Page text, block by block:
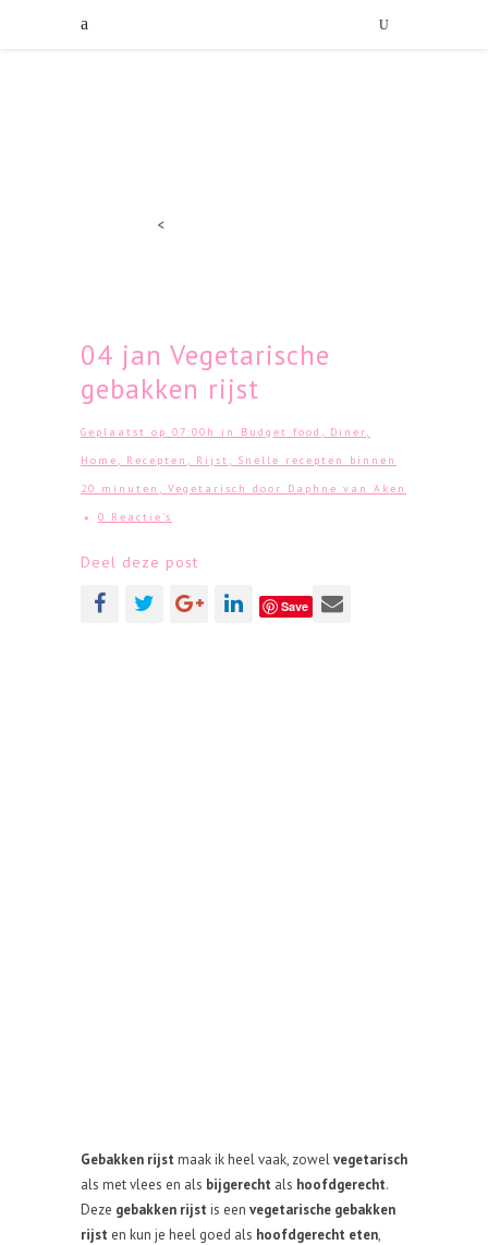
<
04 jan Vegetarische
gebakken rijst
Geplaatst op 07:00h in Budget food , Diner,
Home , Recepten , Rijst , Snelle recepten binnen
20 minuten , Vegetarisch door Daphne van Aken
0 Reactie's
Deel deze post
Save
Gebakken rijst maak ik heel vaak, zowelvegetarisch
als met vlees en als bijgerecht als hoofdgerecht.
Deze gebakken rijst is een vegetarische gebakken
rijst en kun je heel goed als hoofdgerecht eten,